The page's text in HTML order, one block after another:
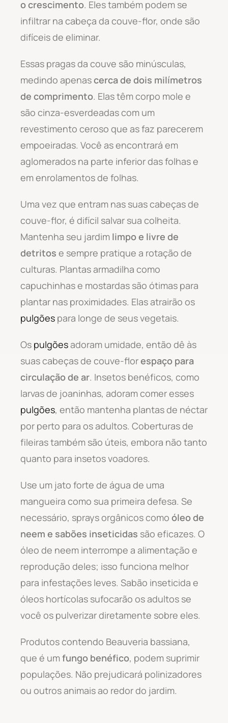
o crescimento. Eles também podem se
infiltrar na cabeça da couve-flor, onde são
difíceis de eliminar.
Essas pragas da couve são minúsculas,
medindo apenascerca de dois milímetros
de comprimento. Elas têm corpo mole e
são cinza-esverdeadas com um
revestimento ceroso que as faz parecerem
empoeiradas. Você as encontrará em
aglomerados na parte inferior das folhas e
em enrolamentos de folhas.
Uma vez que entram nas suas cabeças de
couve-flor, é difícil salvar sua colheita.
Mantenha seu jardim limpo e livre de
detritos e sempre pratique a rotação de
culturas. Plantas armadilha como
capuchinhas e mostardas são ótimas para
plantar nas proximidades. Elas atrairão os
pulgões para longe de seus vegetais.
Os pulgõesadoram umidade, então dê às
suas cabeças de couve-florespaço para
circulação de ar. Insetos benéficos, como
larvas de joaninhas, adoram comer esses
pulgões, então mantenha plantas de néctar
por perto para os adultos. Coberturas de
fileiras também são úteis, embora não tanto
quanto para insetos voadores.
Use um jato forte de água de uma
mangueira como sua primeira defesa. Se
necessário, sprays orgânicos como óleo de
neem e sabões inseticidas são eficazes. O
óleo de neem interrompe a alimentação e
reprodução deles; isso funciona melhor
para infestações leves. Sabão inseticida e
óleos hortícolas sufocarão os adultos se
você os pulverizar diretamente sobre eles.
Produtos contendo Beauveria bassiana,
que é umfungo benéfico, podem suprimir
populações. Não prejudicará polinizadores
ou outros animais ao redor do jardim.